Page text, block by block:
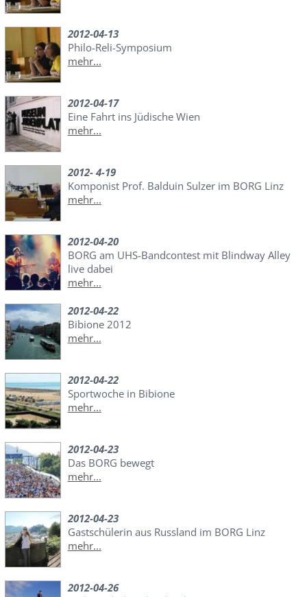
2012-04-13
Philo-Reli-Symposium
mehr...
2012-04-17
Eine Fahrt ins Jüdische Wien
mehr...
2012- 4-19
Komponist Prof. Balduin Sulzer im BORG Linz
mehr...
2012-04-20
BORG am UHS-Bandcontest mit Blindway Alley
live dabei
mehr...
2012-04-22
Bibione 2012
mehr...
2012-04-22
Sportwoche in Bibione
mehr...
2012-04-23
Das BORG bewegt
mehr...
2012-04-23
Gastschülerin aus Russland im BORG Linz
mehr...
2012-04-26